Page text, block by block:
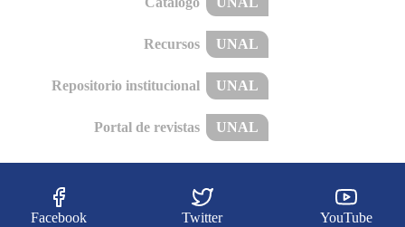
Recursos UNAL
Repositorio institucional UNAL
Portal de revistas UNAL
Facebook Twitter YouTube